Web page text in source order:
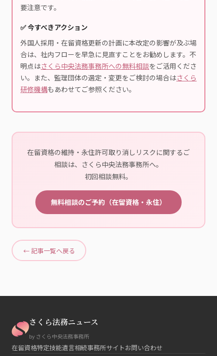
要注意です。
✅ 今すべきアクション
外国人採用・在留資格更新の計画に本改定の影響が及ぶ場
合は、社内フローを早急に見直すことをお勧めします。不
明点はさくら中央法務事務所への無料相談をご活用くださ
い。また、監理団体の選定・変更をご検討の場合はさくら
研修機構もあわせてご参照ください。
在留資格の維持・永住許可取り消しリスクに関するご
相談は、さくら中央法務事務所へ。
初回相談無料。
無料相談のご予約（在留資格・永住）
← 記事一覧へ戻る
さくら法務ニュース
by さくら中央法務事務所
在留資格特定技能遺言相続事務所サイトお問い合わせ